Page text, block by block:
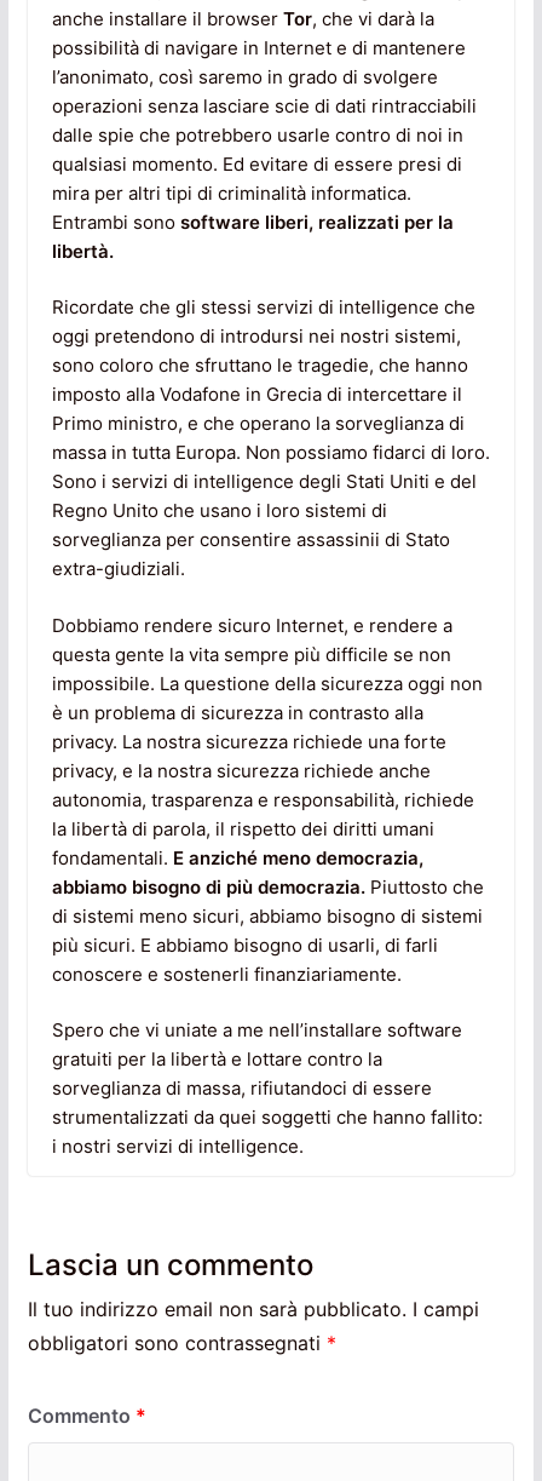
anche installare il browser Tor, che vi darà la
possibilità di navigare in Internet e di mantenere
l’anonimato, così saremo in grado di svolgere
operazioni senza lasciare scie di dati rintracciabili
dalle spie che potrebbero usarle contro di noi in
qualsiasi momento. Ed evitare di essere presi di
mira per altri tipi di criminalità informatica.
Entrambi sono software liberi, realizzati per la
libertà.
Ricordate che gli stessi servizi di intelligence che
oggi pretendono di introdursi nei nostri sistemi,
sono coloro che sfruttano le tragedie, che hanno
imposto alla Vodafone in Grecia di intercettare il
Primo ministro, e che operano la sorveglianza di
massa in tutta Europa. Non possiamo fidarci di loro.
Sono i servizi di intelligence degli Stati Uniti e del
Regno Unito che usano i loro sistemi di
sorveglianza per consentire assassinii di Stato
extra-giudiziali.
Dobbiamo rendere sicuro Internet, e rendere a
questa gente la vita sempre più difficile se non
impossibile. La questione della sicurezza oggi non
è un problema di sicurezza in contrasto alla
privacy. La nostra sicurezza richiede una forte
privacy, e la nostra sicurezza richiede anche
autonomia, trasparenza e responsabilità, richiede
la libertà di parola, il rispetto dei diritti umani
fondamentali. E anziché meno democrazia,
abbiamo bisogno di più democrazia.Piuttosto che
di sistemi meno sicuri, abbiamo bisogno di sistemi
più sicuri. E abbiamo bisogno di usarli, di farli
conoscere e sostenerli finanziariamente.
Spero che vi uniate a me nell’installare software
gratuiti per la libertà e lottare contro la
sorveglianza di massa, rifiutandoci di essere
strumentalizzati da quei soggetti che hanno fallito:
i nostri servizi di intelligence.
Lascia un commento
Il tuo indirizzo email non sarà pubblicato. I campi
obbligatori sono contrassegnati *
Commento *